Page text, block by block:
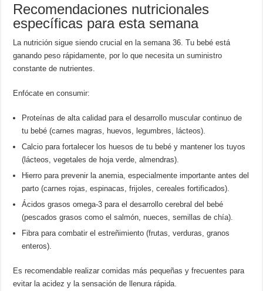
Recomendaciones nutricionales
específicas para esta semana
La nutrición sigue siendo crucial en la semana 36. Tu bebé está
ganando peso rápidamente, por lo que necesita un suministro
constante de nutrientes.
Enfócate en consumir:
Proteínas de alta calidad para el desarrollo muscular continuo de
tu bebé (carnes magras, huevos, legumbres, lácteos).
Calcio para fortalecer los huesos de tu bebé y mantener los tuyos
(lácteos, vegetales de hoja verde, almendras).
Hierro para prevenir la anemia, especialmente importante antes del
parto (carnes rojas, espinacas, frijoles, cereales fortificados).
Ácidos grasos omega-3 para el desarrollo cerebral del bebé
(pescados grasos como el salmón, nueces, semillas de chía).
Fibra para combatir el estreñimiento (frutas, verduras, granos
enteros).
Es recomendable realizar comidas más pequeñas y frecuentes para
evitar la acidez y la sensación de llenura rápida.